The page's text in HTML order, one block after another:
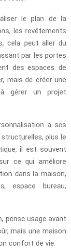
le plan de la
les revêtements
cela peut aller du
par les portes
des espaces de
mais de créer une
gérer un projet
a ses
plus le
il est souvent
ce qui améliore
dans la maison,
espace bureau,
pense usage avant
mais une maison
confort de vie.